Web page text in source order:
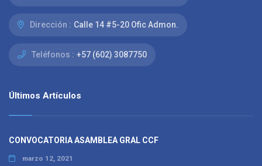
Dirección : Calle 14 #5-20 Ofic Admon.
Teléfonos : +57 (602) 3087750
Últimos Artículos
CONVOCATORIA ASAMBLEA GRAL CCF
marzo 12, 2021